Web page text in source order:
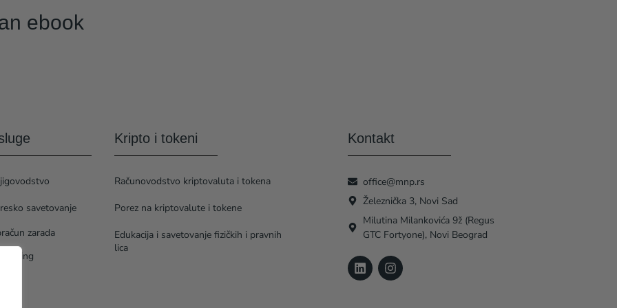
ebook
savetovanje
zarada
Kripto i tokeni
Računovodstvo kriptovaluta i tokena
Porez na kriptovalute i tokene
Edukacija i savetovanje fizičkih i pravnih
lica
Kontakt
office@mnp.rs
Železnička 3, Novi Sad
Milutina Milankovića 9ž (Regus
GTC Fortyone), Novi Beograd